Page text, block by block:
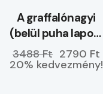
A graffalónagyi
(belül puha lapos)
ELŐRENDELHETŐ
3488 Ft 2790 Ft
20% kedvezmény!